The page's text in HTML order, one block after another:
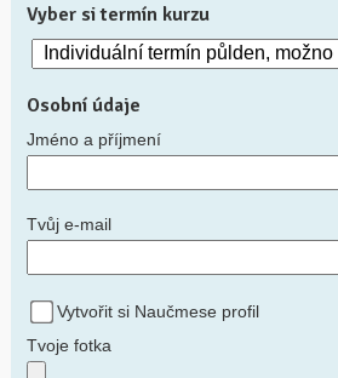
Vyber si termín kurzu
Osobní údaje
Jméno a příjmení
Tvůj e-mail
Vytvořit si Naučmese profil
Tvoje fotka